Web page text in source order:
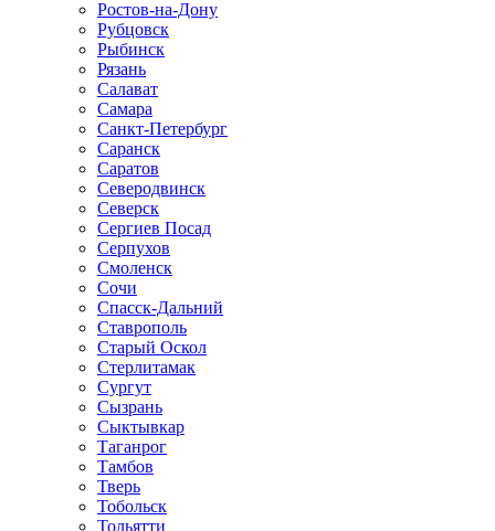
Ростов-на-Дону
Рубцовск
Рыбинск
Рязань
Салават
Самара
Санкт-Петербург
Саранск
Саратов
Северодвинск
Северск
Сергиев Посад
Серпухов
Смоленск
Сочи
Спасск-Дальний
Ставрополь
Старый Оскол
Стерлитамак
Сургут
Сызрань
Сыктывкар
Таганрог
Тамбов
Тверь
Тобольск
Тольятти